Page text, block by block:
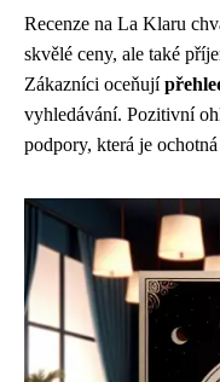
Recenze na La Klaru
skvělé ceny, ale také
Zákazníci oceňují
vyhledávání. Pozitivní
podpory, která je